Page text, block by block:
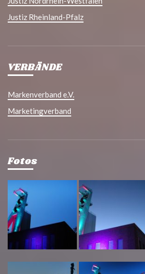
Justiz Rheinland-Pfalz
VERBÄNDE
Markenverband e.V.
Marketingverband
Fotos